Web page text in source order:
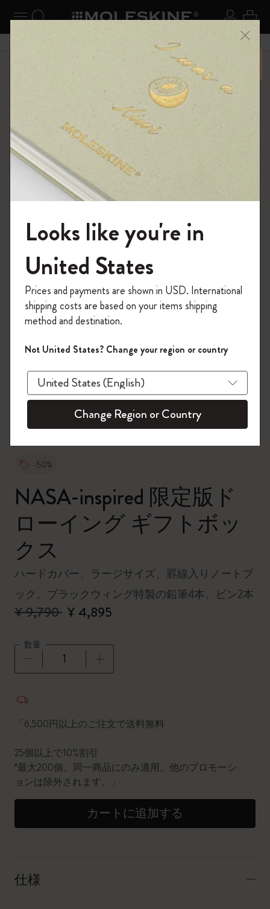
ナビゲーションの切替 ログ
検索 (キーワードなど) カ
6,500円以上のご購入で送料無料 メニ
ーを閉じる
ショップ
-50%
NASA-inspired 限定版ド
ローイング ギフトボッ
クス
ハードカバー、ラージサイズ、罫線入りノートブ
ック。ブラックウィング特製の鉛筆4本、ピン2本
¥ 9,790 ¥ 4,895
数量
「6,500円以上のご注文で送料無料
25個以上で10%割引
*最大200個。同一商品にのみ適用。他のプロモーシ
ョンは除外されます。」
カートに追加する
仕様
モレスキンの世界へようこそ
「WELCOME10」を入力すると、初回注
文が10%オフ＋送料無料になります。セ
ール・アウトレット品は適用外。
Moleskineアカウントを作成して限定オフ
ァーや会員特典、さらに多くのインスピ
レーションを手に入れましょう。
今すぐ会員登録 !
Looks like you're in
United States
Prices and payments are shown in USD. International
shipping costs are based on your items shipping
method and destination.
Not United States? Change your region or country
Change Region or Country